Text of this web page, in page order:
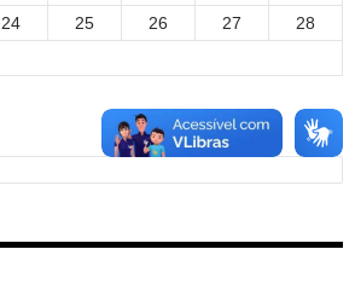
24 25 26 27
28